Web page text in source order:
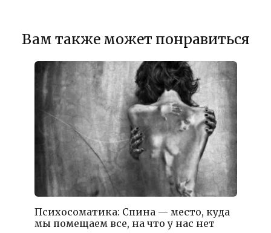
Вам также может понравиться
Психосоматика: Спина — место, куда
мы помещаем все, на что у нас нет